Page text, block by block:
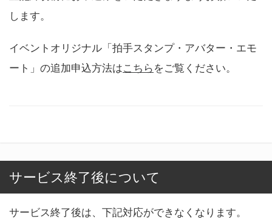
します。
イベントオリジナル「拍手スタンプ・アバター・エモ
ート」の追加申込方法はこちら をご覧ください。
サービス終了後について
サービス終了後は、下記対応ができなくなります。